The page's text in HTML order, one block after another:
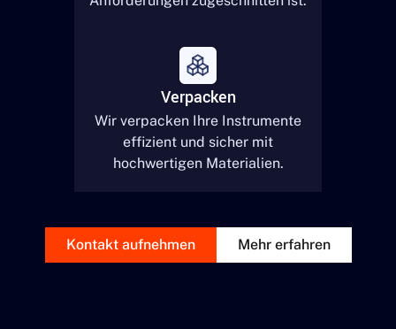
Verpacken
Wir verpacken Ihre Instrumente
effizient und sicher mit
hochwertigen Materialien.
Kontakt aufnehmen Mehr erfahren